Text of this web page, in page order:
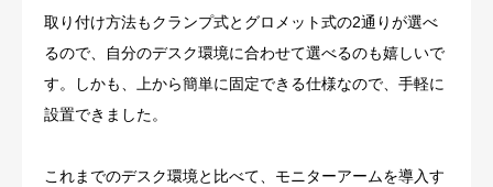
取り付け方法もクランプ式とグロメット式の2通りが選べ
るので、自分のデスク環境に合わせて選べるのも嬉しいで
す。しかも、上から簡単に固定できる仕様なので、手軽に
設置できました。
これまでのデスク環境と比べて、モニターアームを導入す